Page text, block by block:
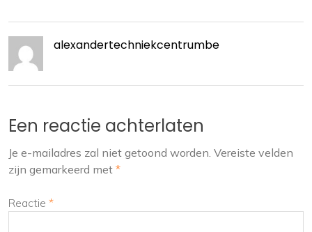
alexandertechniekcentrumbe
Een reactie achterlaten
Je e-mailadres zal niet getoond worden. Vereiste velden
zijn gemarkeerd met *
Reactie *